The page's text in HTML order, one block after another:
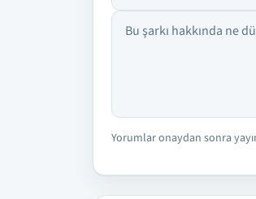
Yorumlar onaydan sonra